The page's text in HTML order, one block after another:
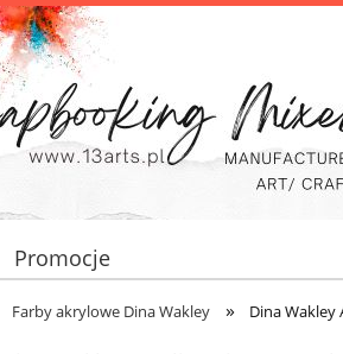
Promocje
Farby akrylowe Dina Wakley » Dina Wakley